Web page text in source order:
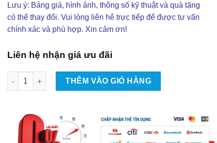
Lưu ý: Bảng giá, hình ảnh, thông số kỹ thuật và quà tặng
có thể thay đổi. Vui lòng liên hê trực tiếp để được tư vấn
chính xác và phù hợp. Xin cảm ơn!
Liên hệ nhận giá ưu đãi
Độ Body Kit Victor Cho Ford Everest 2018 Tại TPHCM | Đẳng
THÊM VÀO GIỎ HÀNG